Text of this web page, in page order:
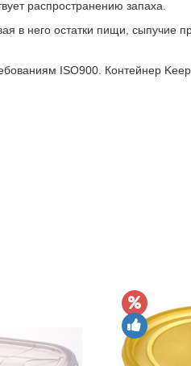
распространению запаха.
в него остатки пищи, сыпучие
ISO900. Контейнер